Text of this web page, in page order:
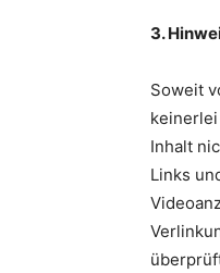
3.
Soweit
Inhalt
Links